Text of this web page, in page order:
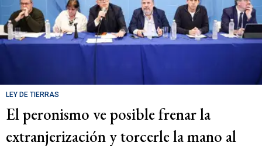
LEY DE TIERRAS
El peronismo ve posible frenar la
extranjerización y torcerle la mano al